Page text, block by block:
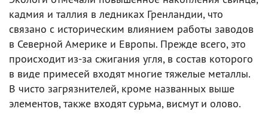
кадмия и таллия в ледниках Гренландии, что
связано с историческим влиянием работы заводов
в Северной Америке и Европы. Прежде всего, это
происходит из-за сжигания угля, в состав которого
в виде примесей входят многие тяжелые металлы.
В чисто загрязнителей, кроме названных выше
элементов, также входят сурьма, висмут и олово.